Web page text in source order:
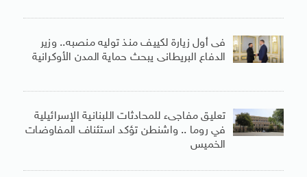
فى أول زيارة لكييف منذ توليه منصبه.. وزير
الدفاع البريطانى يبحث حماية المدن الأوكرانية
تعليق مفاجىء للمحادثات اللبنانية الإسرائيلية
في روما .. واشنطن تؤكد استئناف المفاوضات
الخميس